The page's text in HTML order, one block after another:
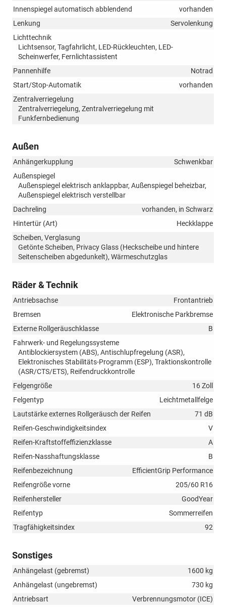
Innenspiegel automatisch abblendend
vorhanden
Lenkung
Servolenkung
Lichttechnik
Lichtsensor, Tagfahrlicht, LED-Rückleuchten, LED-
Scheinwerfer, Fernlichtassistent
Pannenhilfe
Notrad
Start/Stop-Automatik
vorhanden
Zentralverriegelung
Zentralverriegelung, Zentralverriegelung mit
Funkfernbedienung
Außen
Anhängerkupplung
Schwenkbar
Außenspiegel
Außenspiegel elektrisch anklappbar, Außenspiegel beheizbar,
Außenspiegel elektrisch verstellbar
Dachreling
vorhanden, in Schwarz
Hintertür (Art)
Heckklappe
Scheiben, Verglasung
Getönte Scheiben, Privacy Glass (Heckscheibe und hintere
Seitenscheiben abgedunkelt), Wärmeschutzglas
Räder & Technik
Antriebsachse
Frontantrieb
Bremsen
Elektronische Parkbremse
Externe Rollgeräuschklasse
B
Fahrwerk- und Regelungssysteme
Antiblockiersystem (ABS), Antischlupfregelung (ASR),
Elektronisches Stabilitäts-Programm (ESP), Traktionskontrolle
(ASR/CTS/ETS), Reifendruckkontrolle
Felgengröße
16 Zoll
Felgentyp
Leichtmetallfelge
Lautstärke externes Rollgeräusch der Reifen
71 dB
Reifen-Geschwindigkeitsindex
V
Reifen-Kraftstoffeffizienzklasse
A
Reifen-Nasshaftungsklasse
B
Reifenbezeichnung
EfficientGrip Performance
Reifengröße vorne
205/60 R16
Reifenhersteller
GoodYear
Reifentyp
Sommerreifen
Tragfähigkeitsindex
92
Sonstiges
Anhängelast (gebremst)
1600 kg
Anhängelast (ungebremst)
730 kg
Antriebsart
Verbrennungsmotor (ICE)